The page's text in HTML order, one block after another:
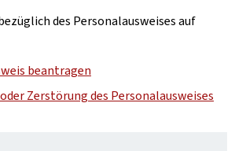
des Personalausweises auf
beantragen
Zerstörung des Personalausweises